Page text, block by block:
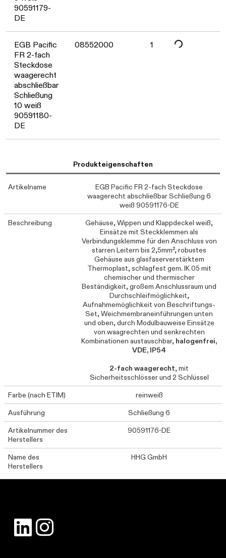
90591179-
DE
EGB Pacific
FR 2-fach
Steckdose
waagerecht
abschließbar
Schließung
10 weiß
90591180-
DE
08552000 1
Produkteigenschaften
Artikelname
EGB Pacific FR 2-fach Steckdose
waagerecht abschließbar Schließung 6
weiß 90591176-DE
Beschreibung
Gehäuse, Wippen und Klappdeckel weiß,
Einsätze mit Steckklemmen als
Verbindungsklemme für den Anschluss von
starren Leitern bis 2,5mm², robustes
Gehäuse aus glasfaserverstärktem
Thermoplast, schlagfest gem. IK 05 mit
chemischer und thermischer
Beständigkeit, großem Anschlussraum und
Durchschleifmöglichkeit,
Aufnahmemöglichkeit von Beschriftungs-
Set, Weichmembraneinführungen unten
und oben, durch Modulbauweise Einsätze
von waagrechten und senkrechten
Kombinationen austauschbar, halogenfrei,
VDE, IP54
2-fach waagerecht, mit
Sicherheitsschlösser und 2 Schlüssel
Farbe (nach ETIM)
reinweiß
Ausführung
Schließung 6
Artikelnummer des
Herstellers
90591176-DE
Name des
Herstellers
HHG GmbH